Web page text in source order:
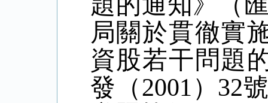
局關於貫徹實
資股若干問題
發（2001 ） 32